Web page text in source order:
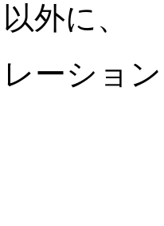
外に、
ーショ